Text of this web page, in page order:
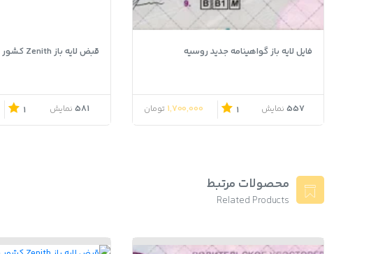
فایل لایه باز گواهینامه جدید روسیه
557 نمایش 1
1,700,000 تومان
قبض لایه باز Zenith کشور یونان
581 نمایش 1
محصولات مرتبط
Related Products